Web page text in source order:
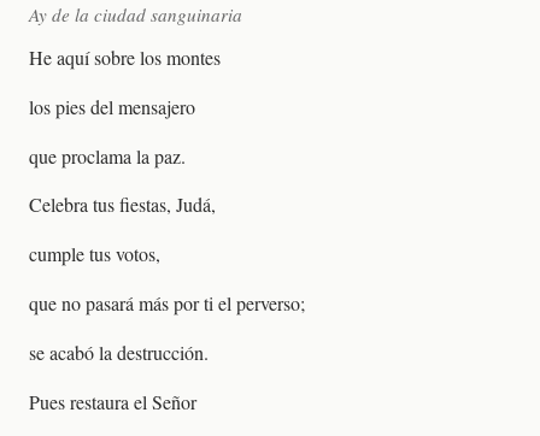
Ay de la ciudad sanguinaria
He aquí sobre los montes
los pies del mensajero
que proclama la paz.
Celebra tus fiestas, Judá,
cumple tus votos,
que no pasará más por ti el perverso;
se acabó la destrucción.
Pues restaura el Señor